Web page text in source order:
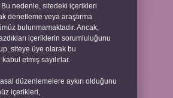
nedenle, sitedeki içerikleri
denetleme veya araştırma
bulunmamaktadır. Ancak,
içeriklerin sorumluluğunu
siteye üye olarak bu
etmiş sayılırlar.
düzenlemelere aykırı olduğunu
içerikleri,